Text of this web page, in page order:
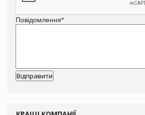
Повідомлення*